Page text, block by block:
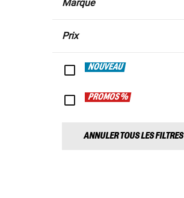
Marque
Prix
NOUVEAU
PROMOS %
ANNULER TOUS LES FILTRES